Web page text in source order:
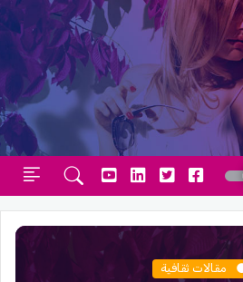
مقالات ثقافية